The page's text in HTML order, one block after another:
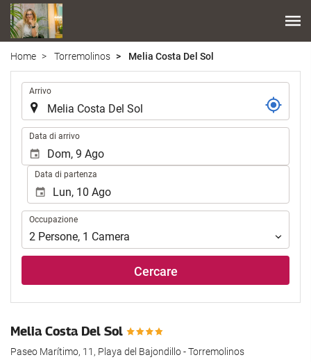
Home Torremolinos Melia Costa Del Sol
Arrivo
Data di arrivo
Data di partenza
Occupazione
Occupazione
2 Persone, 1 Camera
Cercare
Melia Costa Del Sol
Paseo Marítimo, 11, Playa del Bajondillo - Torremolinos